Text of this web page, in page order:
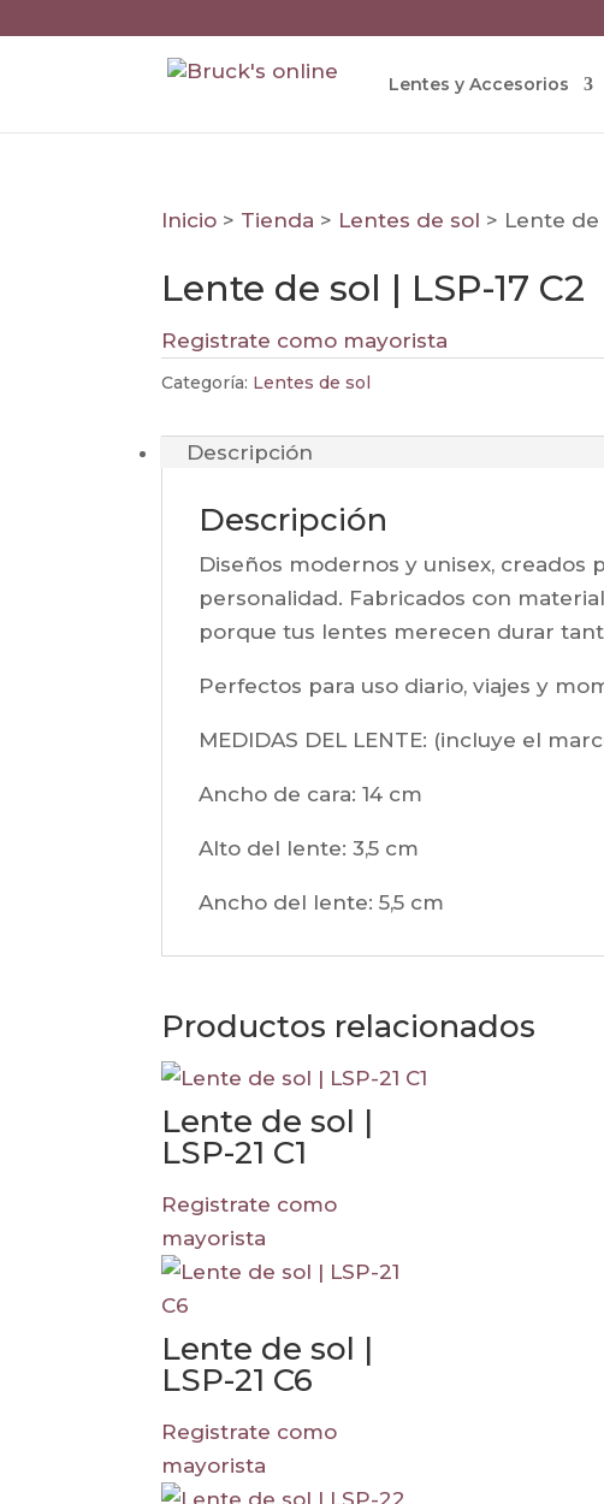
Lentes y Accesorios
Inicio > Tienda > Lentes de sol > Lente de
Lente de sol | LSP-17 C2
Registrate como mayorista
Categoría: Lentes de sol
Descripción
Descripción
Diseños modernos y unisex,
personalidad. Fabricados con
porque tus lentes merecen durar
Perfectos para uso diario, viajes y
MEDIDAS DEL LENTE: (incluye el
Ancho de cara:14 cm
Alto del lente: 3,5 cm
Ancho del lente: 5,5 cm
Productos relacionados
Lente de sol |
LSP-21 C1
Registrate como
mayorista
Lente de sol |
LSP-21 C6
Registrate como
mayorista